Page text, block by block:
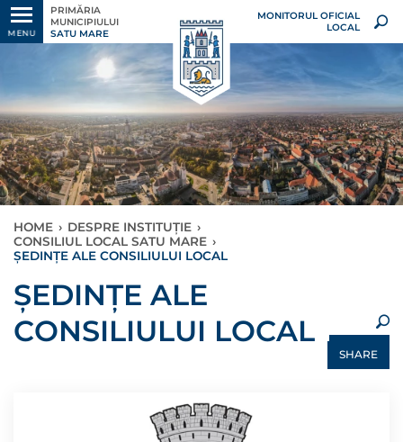
MENU
PRIMĂRIA
MUNICIPIULUI
SATU MARE
MONITORUL OFICIAL
LOCAL
HOME › DESPRE INSTITUȚIE ›
CONSILIUL LOCAL SATU MARE ›
ȘEDINȚE ALE CONSILIULUI LOCAL
ȘEDINȚE ALE
CONSILIULUI LOCAL
SHARE